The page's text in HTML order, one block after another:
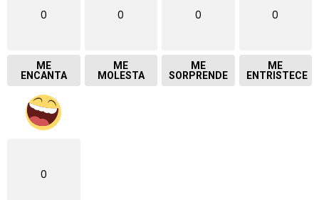
0
ME
ENCANTA
0
ME
MOLESTA
0
ME
SORPRENDE
0
ME
ENTRISTECE
0